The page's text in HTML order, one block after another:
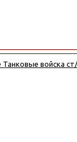
Танковые войска